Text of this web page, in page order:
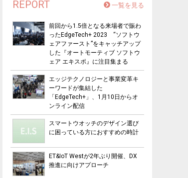
REPORT 一覧を見る
前回から1.5倍となる来場者で賑わ
ったEdgeTech+ 2023 “ソフトウ
ェアファースト”をキャッチアップ
した『オートモーティブ ソフトウ
ェア エキスポ』に注目集まる
エッジテクノロジーと事業変革キ
ーワードが集結した
「EdgeTech+」、1月10日からオ
ンライン配信
スマートウオッチのデザイン選び
に困っている方におすすめの時計
ET&IoT Westが2年ぶり開催、DX
推進に向けアプローチ